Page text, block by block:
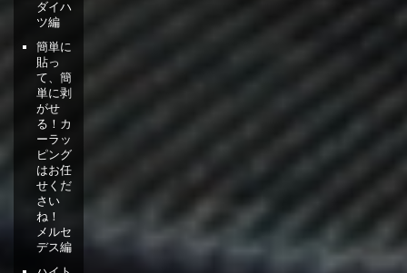
ダイハ
ツ編
簡単に
貼っ
て、簡
単に剥
がせ
る！カ
ーラッ
ピング
はお任
せくだ
さい
ね！
メルセ
デス編